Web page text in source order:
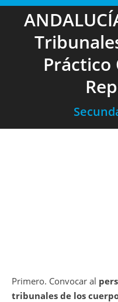
Práctico
Primero. Convocar al
tribunales de los